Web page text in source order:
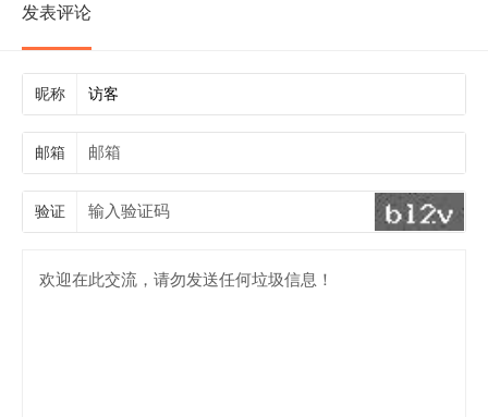
发表评论
昵称
邮箱
验证